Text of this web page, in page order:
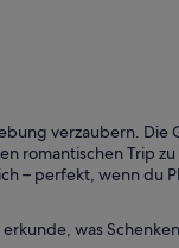
verzaubern. Die
romantischen Trip
– perfekt, wenn du
was